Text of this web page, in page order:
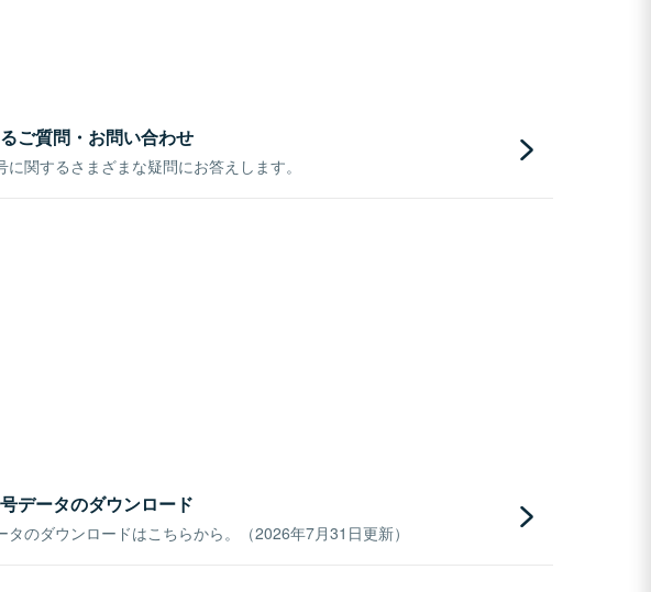
ご質問・お問い合わせ
に関するさまざまな疑問にお答えします。
データのダウンロード
タのダウンロードはこちらから。（2026年7月31日更新）